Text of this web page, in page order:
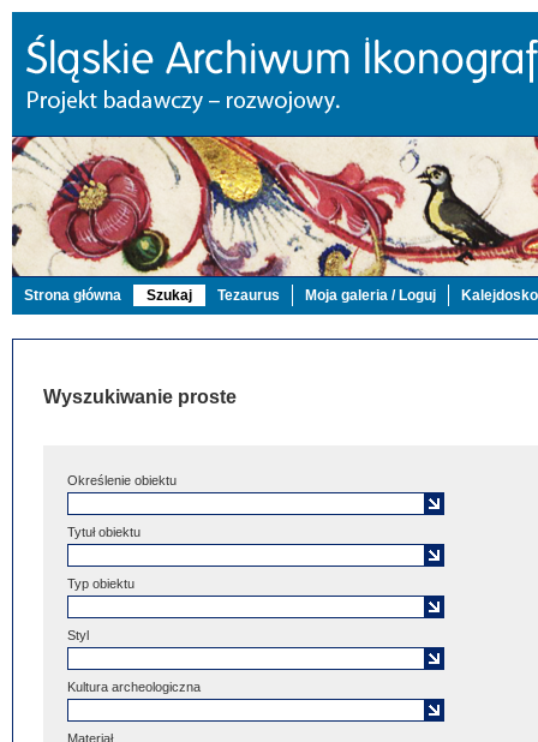
Strona główna Szukaj Tezaurus Moja galeria / Loguj
Wyszukiwanie proste
Określenie obiektu
Tytuł obiektu
Typ obiektu
Styl
Kultura archeologiczna
Materiał